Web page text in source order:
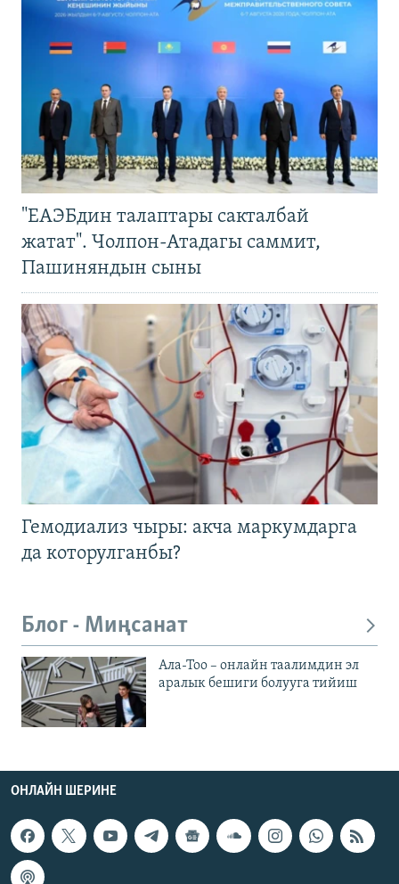
"ЕАЭБдин талаптары сакталбай
жатат". Чолпон-Атадагы саммит,
Пашиняндын сыны
Гемодиализ чыры: акча маркумдарга
да которулганбы?
Блог - Миңсанат
Ала-Тоо – онлайн таалимдин эл
аралык бешиги болууга тийиш
ОНЛАЙН ШЕРИНЕ